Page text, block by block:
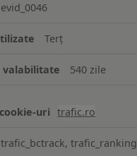
evid_0046
Terț
540 zile
trafic.ro
trafic_bctrack, trafic_ranking